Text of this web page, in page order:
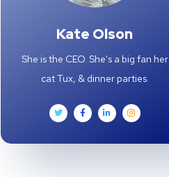
Kate Olson
She is the CEO. She's a big fan her
cat Tux, & dinner parties.